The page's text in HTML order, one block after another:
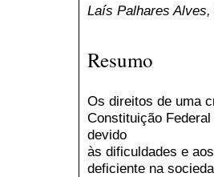
Laís Palhares
Resumo
Os direitos de uma
Constituição
devido
às dificuldades e
deficiente na